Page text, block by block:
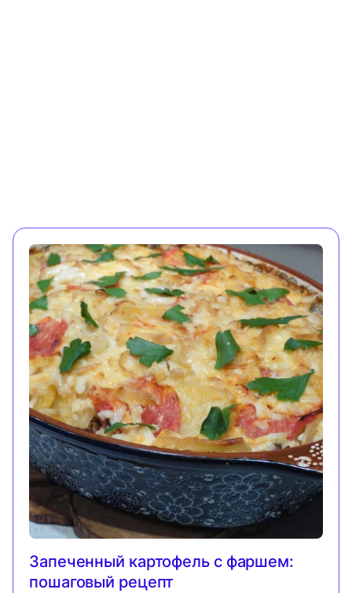
Запеченный картофель с фаршем:
пошаговый рецепт